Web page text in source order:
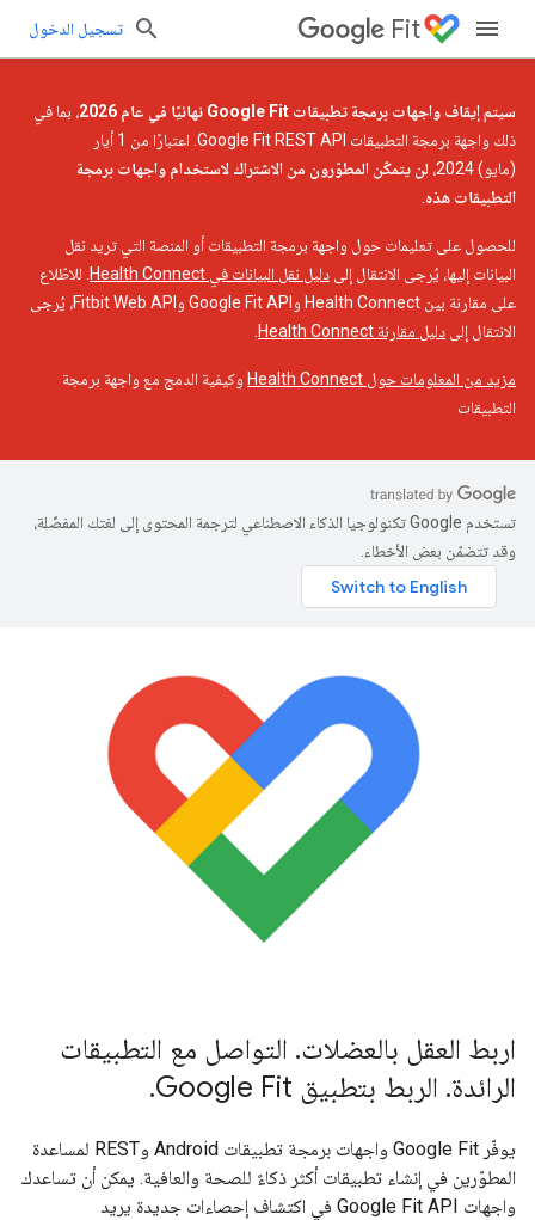
Fit تسجيل الدخول
سيتم إيقاف واجهات برمجة تطبيقات Google Fit نهائيًا في عام 2026
، بما في
ذلك واجهة برمجة التطبيقات Google Fit REST API. اعتبارًا من 1 أيار
(مايو) 2024،
لن يتمكّن المطوّرون من الاشتراك لاستخدام واجهات برمجة
التطبيقات هذه
للحصول على تعليمات حول واجهة برمجة التطبيقات أو المنصة التي تريد نقل
البيانات إليها، يُرجى الانتقال إلى دليل نقل البيانات في Health Connect
. للاطّلاع
على مقارنة بين Health Connect وGoogle Fit API وFitbit Web API، يُرجى
الانتقال إلى دليل مقارنة Health Connect
مزيد من المعلومات حول Health Connect
وكيفية الدمج مع واجهة برمجة
التطبيقات
تستخدم Google تكنولوجيا الذكاء الاصطناعي لترجمة المحتوى إلى لغتك المفضّلة،
وقد تتضمّن بعض الأخطاء.
اربط العقل بالعضلات. التواصل مع التطبيقات
الرائدة. الربط بتطبيق Google Fit.
يوفّر Google Fit واجهات برمجة تطبيقات Android وREST لمساعدة
المطوّرين في إنشاء تطبيقات أكثر ذكاءً للصحة والعافية. يمكن أن تساعدك
واجهات Google Fit API في اكتشاف إحصاءات جديدة يريد